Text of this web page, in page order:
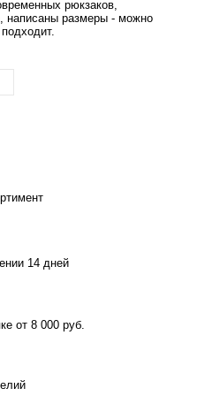
рюкзаков,
написаны размеры - можно
14 дней
от 8 000 руб.